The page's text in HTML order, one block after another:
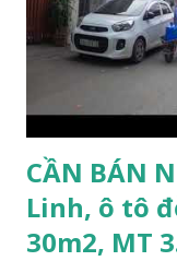
lòng liên hệ: Mr
0915.383.393. Miễn
CẦN BÁN
Linh, ô tô
30m2, MT